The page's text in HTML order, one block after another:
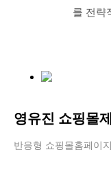
를 전략
영유진 쇼핑몰
반응형 쇼핑몰홈페이